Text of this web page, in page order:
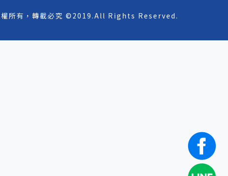
權所有，轉載必究 ©2019.All Rights Reserved.